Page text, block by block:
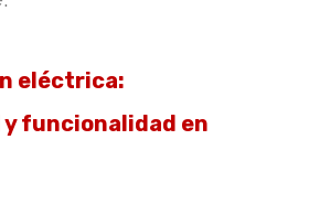
eléctrica:
funcionalidad en